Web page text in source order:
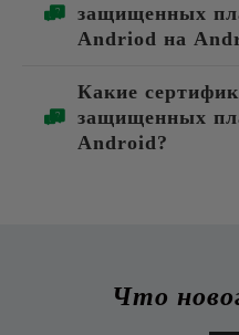
защищенных
Andriod на
Какие
защищенных
Android?
Что